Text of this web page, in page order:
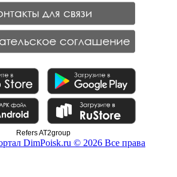
Refers AT2group
DimPoisk.ru © 2026 Все права